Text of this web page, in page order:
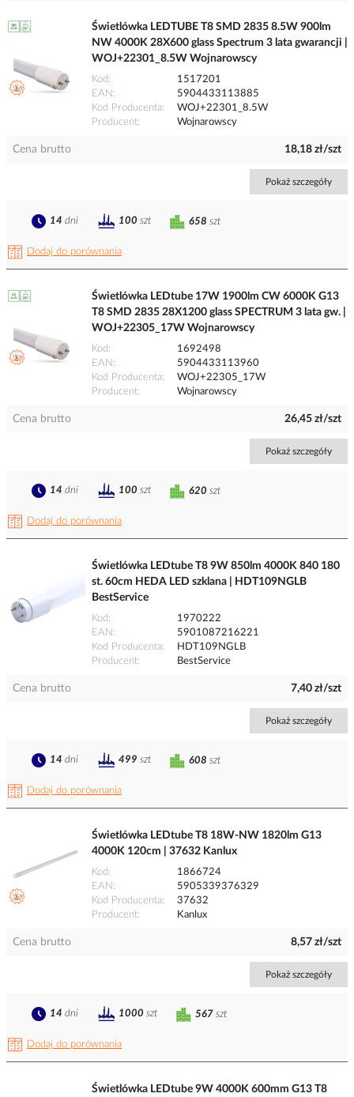
Świetlówka LEDTUBE T8 SMD 2835 8.5W 900lm
NW 4000K 28X600 glass Spectrum 3 lata gwarancji |
WOJ+22301_8.5W Wojnarowscy
Kod
1517201
EAN
5904433113885
Kod Producenta
WOJ+22301_8.5W
Producent
Wojnarowscy
Cena brutto 18,18 zł/szt
Pokaż szczegóły
Dodaj do porównania
658 szt
14 dni 100 szt
Świetlówka LEDtube 17W 1900lm CW 6000K G13
T8 SMD 2835 28X1200 glass SPECTRUM 3 lata gw. |
WOJ+22305_17W Wojnarowscy
Kod
1692498
EAN
5904433113960
Kod Producenta
WOJ+22305_17W
Producent
Wojnarowscy
Cena brutto 26,45 zł/szt
Pokaż szczegóły
Dodaj do porównania
620 szt
14 dni 100 szt
Świetlówka LEDtube T8 9W 850lm 4000K 840 180
st. 60cm HEDA LED szklana | HDT109NGLB
BestService
Kod
1970222
EAN
5901087216221
Kod Producenta
HDT109NGLB
Producent
BestService
Cena brutto 7,40 zł/szt
Pokaż szczegóły
Dodaj do porównania
608 szt
14 dni 499 szt
Świetlówka LEDtube T8 18W-NW 1820lm G13
4000K 120cm | 37632 Kanlux
Kod
1866724
EAN
5905339376329
Kod Producenta
37632
Producent
Kanlux
Cena brutto 8,57 zł/szt
Pokaż szczegóły
Dodaj do porównania
567 szt
14 dni 1000 szt
Świetlówka LEDtube 9W 4000K 600mm G13 T8